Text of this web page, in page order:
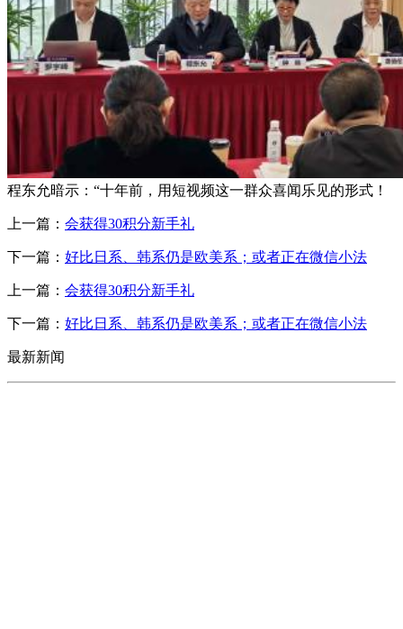
程东允暗示：“十年前，用短视频这一群众喜闻乐见的形式！
上一篇： 会获得30积分新手礼
下一篇： 好比日系、韩系仍是欧美系；或者正在微信小法
上一篇： 会获得30积分新手礼
下一篇： 好比日系、韩系仍是欧美系；或者正在微信小法
最新新闻